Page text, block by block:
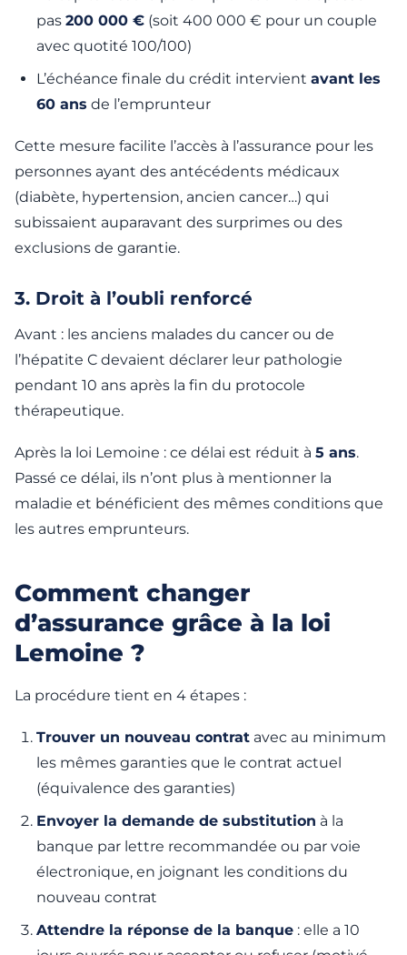
pas 200 000 € (soit 400 000 € pour un couple
avec quotité 100/100)
L’échéance finale du crédit intervient avant les
60 ans de l’emprunteur
Cette mesure facilite l’accès à l’assurance pour les
personnes ayant des antécédents médicaux
(diabète, hypertension, ancien cancer…) qui
subissaient auparavant des surprimes ou des
exclusions de garantie.
3. Droit à l’oubli renforcé
Avant : les anciens malades du cancer ou de
l’hépatite C devaient déclarer leur pathologie
pendant 10 ans après la fin du protocole
thérapeutique.
Après la loi Lemoine : ce délai est réduit à 5 ans.
Passé ce délai, ils n’ont plus à mentionner la
maladie et bénéficient des mêmes conditions que
les autres emprunteurs.
Comment changer
d’assurance grâce à la loi
Lemoine ?
La procédure tient en 4 étapes :
Trouver un nouveau contrat avec au minimum
les mêmes garanties que le contrat actuel
(équivalence des garanties)
Envoyer la demande de substitution à la
banque par lettre recommandée ou par voie
électronique, en joignant les conditions du
nouveau contrat
Attendre la réponse de la banque : elle a 10